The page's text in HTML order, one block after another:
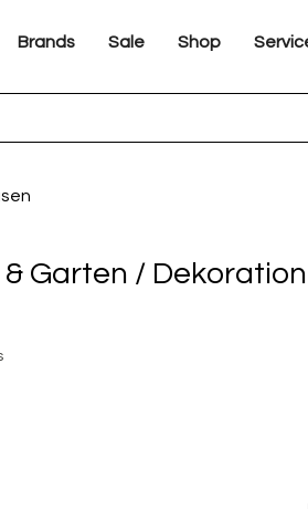
Brands Sale Shop
& Garten /